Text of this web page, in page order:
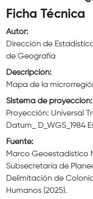
Ficha Técnica
Autor:
Dirección de
de Geografía
Descripción:
Mapa de la
Sistema de proyección:
Proyección: Universal
Datum_ D_WGS_1984
Fuente:
Marco Geoestadístico
Subsecretaría de
Delimitación de
Humanos (2025).